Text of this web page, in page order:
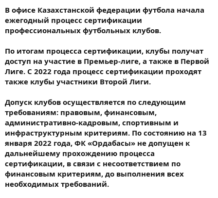
В офисе Казахстанской федерации футбола начала
ежегодный процесс сертификации
профессиональных футбольных клубов.
По итогам процесса сертификации, клубы получат
доступ на участие в Премьер-лиге, а также в Первой
Лиге. С 2022 года процесс сертификации проходят
также клубы участники Второй Лиги.
Допуск клубов осуществляется по следующим
требованиям: правовым, финансовым,
административно-кадровым, спортивным и
инфраструктурным критериям. По состоянию на 13
января 2022 года, ФК «Ордабасы» не допущен к
дальнейшему прохождению процесса
сертификации, в связи с несоответствием по
финансовым критериям, до выполнения всех
необходимых требований.